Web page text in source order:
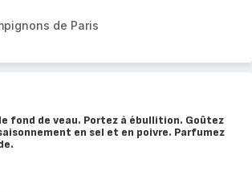
de Paris
fond de veau. Portez à ébullition. Goûtez
en sel et en poivre. Parfumez